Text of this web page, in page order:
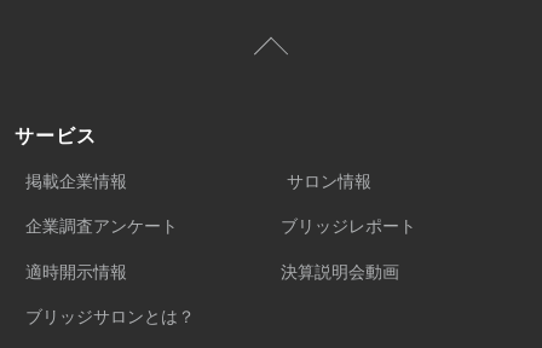
サービス
掲載企業情報 サロン情報
企業調査アンケート ブリッジレポート
適時開示情報 決算説明会動画
ブリッジサロンとは？